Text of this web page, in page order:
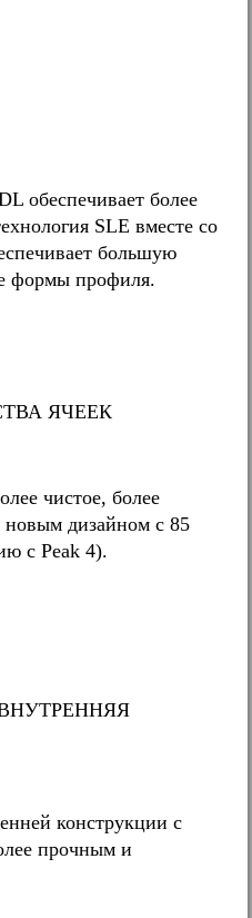
обеспечивает более
SLE вместе со
большую
формы профиля.
ЯЧЕЕК
чистое, более
новым дизайном с 85
с Peak 4).
конструкции с
прочным и